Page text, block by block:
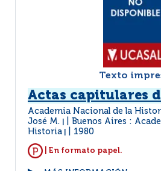
Texto
Actas capitulares
Academia Nacional de la
José M.
Buenos Aires :
Historia
1980
| En formato papel.